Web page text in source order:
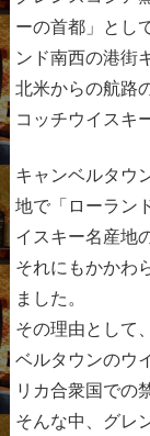
ーの首都」とし
ンド南西の港街
北米からの航路
コッチウイスキ
キャンベルタウ
地で「ローラン
イスキー名産地
それにもかかわ
ました。
その理由として
ベルタウンのウ
リカ合衆国での
そんな中、グレ